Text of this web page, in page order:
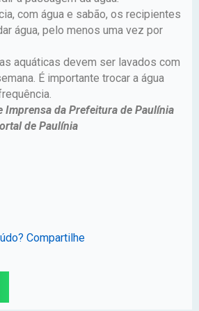
com água e sabão, os recipientes
água, pelo menos uma vez por
aquáticas devem ser lavados com
É importante trocar a água
Imprensa da Prefeitura de Paulínia
de Paulínia
Compartilhe